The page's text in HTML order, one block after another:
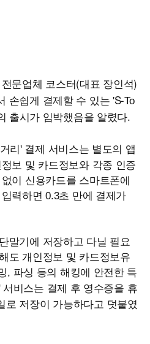
문업체 코스터(대표 장인석)
손쉽게 결제할 수 있는 'S-To
출시가 임박했음을 알렸다.
리' 결제 서비스는 별도의 앱
보 및 카드정보와 각종 인증
이 신용카드를 스마트폰에
력하면 0.3초 만에 결제가
말기에 저장하고 다닐 필요
도 개인정보 및 카드정보유
, 파싱 등의 해킹에 안전한 특
서비스는 결제 후 영수증을 휴
로 저장이 가능하다고 덧붙였